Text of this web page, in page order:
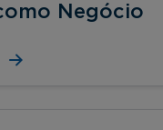
Negócio